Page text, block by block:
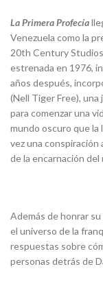
La Primera Profecía
Venezuela como la
20th Century
estrenada en 1976,
años después,
(Nell Tiger Free),
para comenzar una
mundo oscuro que la
vez una
de la encarnación del
Además de honrar
el universo de la
respuestas sobre
personas detrás de